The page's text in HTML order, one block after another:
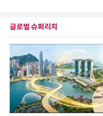
글로벌 슈퍼리치